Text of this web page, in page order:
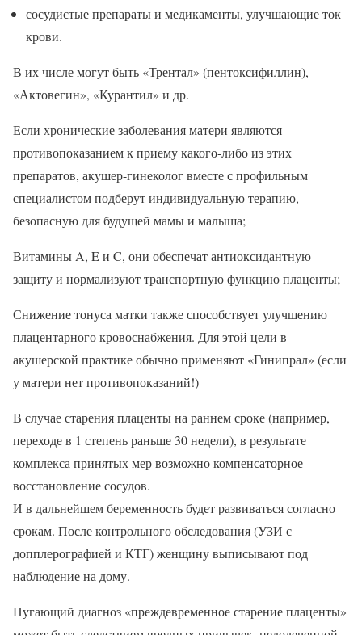
сосудистые препараты и медикаменты, улучшающие ток
крови.
В их числе могут быть «Трентал» (пентоксифиллин),
«Актовегин», «Курантил» и др.
Если хронические заболевания матери являются
противопоказанием к приему какого-либо из этих
препаратов, акушер-гинеколог вместе с профильным
специалистом подберут индивидуальную терапию,
безопасную для будущей мамы и малыша;
Витамины A, E и C, они обеспечат антиоксидантную
защиту и нормализуют транспортную функцию плаценты;
Снижение тонуса матки также способствует улучшению
плацентарного кровоснабжения. Для этой цели в
акушерской практике обычно применяют «Гинипрал» (если
у матери нет противопоказаний!)
В случае старения плаценты на раннем сроке (например,
переходе в 1 степень раньше 30 недели), в результате
комплекса принятых мер возможно компенсаторное
восстановление сосудов.
И в дальнейшем беременность будет развиваться согласно
срокам. После контрольного обследования (УЗИ с
допплерографией и КТГ) женщину выписывают под
наблюдение на дому.
Пугающий диагноз «преждевременное старение плаценты»